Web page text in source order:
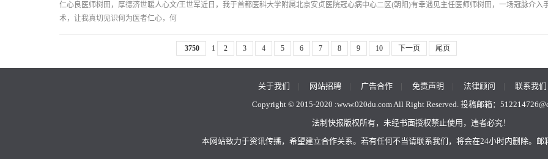
仁心良医师树田，厚德济世暖人心文/王世军近日，我于首都医科大学附属北京安贞医院冠心病中心二区(朝阳)有幸遇见主任医师师树田，一场冠脉介入
术，让我真切见识何为医者仁心，何
3750 1 2 3 4 5 6 7 8 9 10 下一页 尾页
关于我们 | 网站招聘| 广告合作| 免责声明 | 法律顾问 | 联系我们
Copyright © 2015-2020 :www.020du.comAll Right Reserved. 投稿邮箱：
法制快报版权所有，未经书面授权禁止使用，违者必究！
本网站致力于资讯传播，希望建立合作关系。若有任何不当请联系我们，将会在24小时内删除。邮